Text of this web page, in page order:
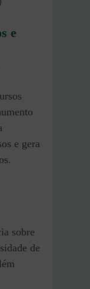
e
e gera
sobre
de